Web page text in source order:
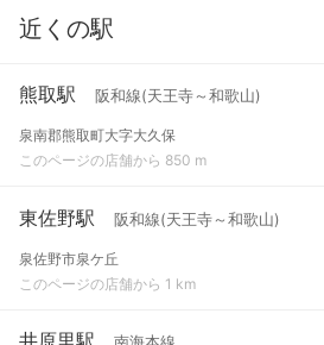
近くの駅
熊取駅 阪和線(天王寺～和歌山)
泉南郡熊取町大字大久保
このページの店舗から 850 m
東佐野駅 阪和線(天王寺～和歌山)
泉佐野市泉ケ丘
このページの店舗から 1 km
井原里駅